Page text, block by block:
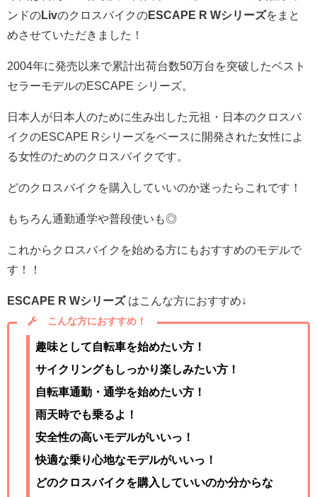
ンドのLivのクロスバイクのESCAPE R Wシリーズをまと
めさせていただきました！
2004年に発売以来で累計出荷台数50万台を突破したベスト
セラーモデルのESCAPE シリーズ。
日本人が日本人のために生み出した元祖・日本のクロスバ
イクのESCAPE Rシリーズをベースに開発された女性によ
る女性のためのクロスバイクです。
どのクロスバイクを購入していいのか迷ったらこれです！
もちろん通勤通学や普段使いも◎
これからクロスバイクを始める方にもおすすめのモデルで
す！！
ESCAPE R Wシリーズ はこんな方におすすめ↓
こんな方におすすめ！
趣味として自転車を始めたい方！
サイクリングもしっかり楽しみたい方！
自転車通勤・通学を始めたい方！
雨天時でも乗るよ！
安全性の高いモデルがいいっ！
快適な乗り心地なモデルがいいっ！
どのクロスバイクを購入していいのか分からな